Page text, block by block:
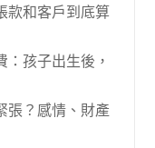
款和客戶到底算
：孩子出生後，
張？感情、財產